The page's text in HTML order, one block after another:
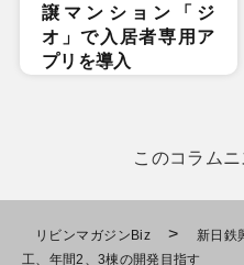
譲マンション「ジ
オ」で入居者専用ア
プリを導入
このコラム
リビンマガジンBiz >
新日鉄
工、年間2、3棟の開発目指す